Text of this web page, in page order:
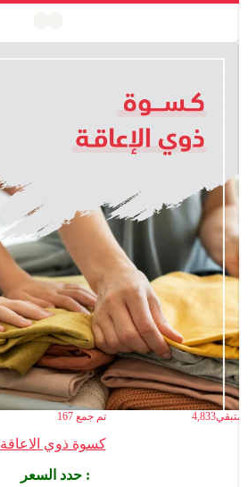
تم جمع 167 4,833
كسوة ذوي الاعاقة
حدد السعر :